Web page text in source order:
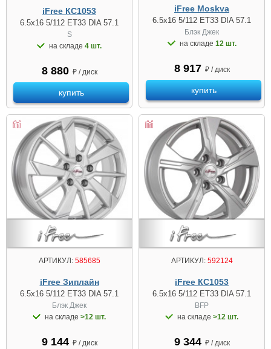
iFree КС1053
6.5x16 5/112 ET33 DIA 57.1
S
на складе 4 шт.
8 880 ₽ / диск
купить
iFree Moskva
6.5x16 5/112 ET33 DIA 57.1
Блэк Джек
на складе 12 шт.
8 917 ₽ / диск
купить
АРТИКУЛ:585685
iFree Зиплайн
6.5x16 5/112 ET33 DIA 57.1
Блэк Джек
на складе >12 шт.
9 144 ₽ / диск
АРТИКУЛ:592124
iFree КС1053
6.5x16 5/112 ET33 DIA 57.1
BFP
на складе >12 шт.
9 344 ₽ / диск